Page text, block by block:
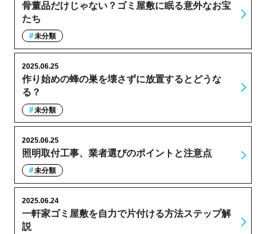
骨董品だけじゃない？ゴミ屋敷に眠る意外なお宝
たち
未分類
作り始めの蜂の巣を壊さずに放置するとどうな
る？
2025.06.25
未分類
照明取付工事、業者選びのポイントと注意点
2025.06.25
未分類
一軒家ゴミ屋敷を自力で片付ける方法ステップ解
説
2025.06.24